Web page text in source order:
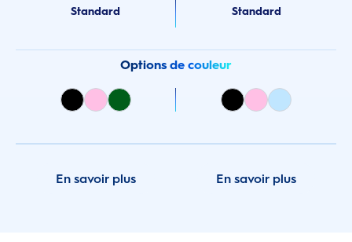
Standard Standard
Options de couleur
En savoir plus En savoir plus